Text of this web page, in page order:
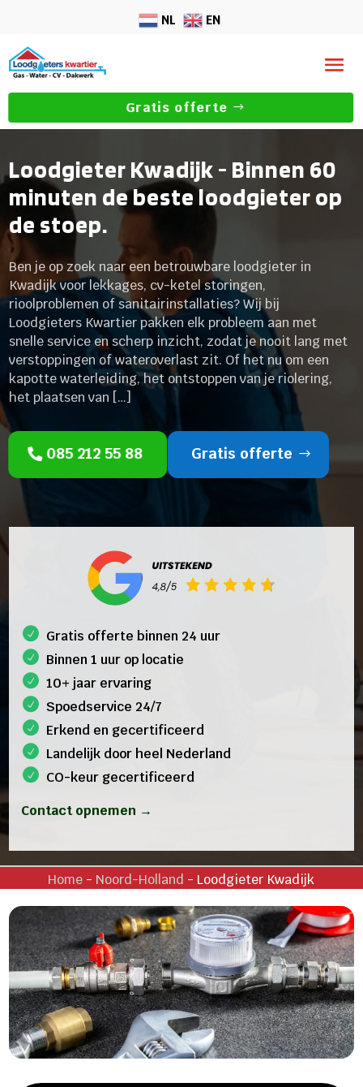
NL EN
Gratis offerte
Loodgieter Kwadijk - Binnen 60
minuten de beste loodgieter op
de stoep.
Ben je op zoek naar een betrouwbare loodgieter in
Kwadijk voor lekkages, cv-ketel storingen,
rioolproblemen of sanitairinstallaties? Wij bij
Loodgieters Kwartier pakken elk probleem aan met
snelle service en scherp inzicht, zodat je nooit lang met
verstoppingen of wateroverlast zit. Of het nu om een
kapotte waterleiding, het ontstoppen van je riolering,
het plaatsen van […]
085 212 55 88 Gratis offerte
Gratis offerte binnen 24 uur
Binnen 1 uur op locatie
10+ jaar ervaring
Spoedservice 24/7
Erkend en gecertificeerd
Landelijk door heel Nederland
CO-keur gecertificeerd
Contact opnemen →
Home - Noord-Holland - Loodgieter Kwadijk